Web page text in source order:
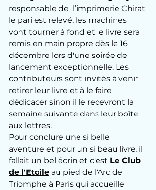
responsable de l’imprimerie Chirat
le pari est relevé, les machines
vont tourner à fond et le livre sera
remis en main propre dès le 16
décembre lors d'une soirée de
lancement exceptionnelle. Les
contributeurs sont invités à venir
retirer leur livre et à le faire
dédicacer sinon il le recevront la
semaine suivante dans leur boîte
aux lettres.
Pour conclure une si belle
aventure et pour un si beau livre, il
fallait un bel écrin et c'est Le Club
de l'Etoile au pied de l'Arc de
Triomphe à Paris qui accueille